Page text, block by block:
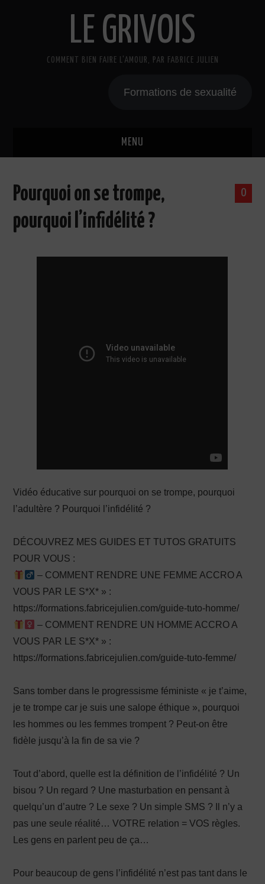
LE GRIVOIS
COMMENT BIEN FAIRE L'AMOUR, PAR FABRICE JULIEN
Formations de sexualité
MENU
A PROPOS
CADEAU
0
Pourquoi on se trompe,
pourquoi l’infidélité ?
Vidéo éducative sur pourquoi on se trompe, pourquoi
l’adultère ? Pourquoi l’infidélité ?
DÉCOUVREZ MES GUIDES ET TUTOS GRATUITS
POUR VOUS :
– COMMENT RENDRE UNE FEMME ACCRO A
VOUS PAR LE S*X* » :
https://formations.fabricejulien.com/guide-tuto-homme/
– COMMENT RENDRE UN HOMME ACCRO A
VOUS PAR LE S*X* » :
https://formations.fabricejulien.com/guide-tuto-femme/
Sans tomber dans le progressisme féministe « je t’aime,
je te trompe car je suis une salope éthique », pourquoi
les hommes ou les femmes trompent ? Peut-on être
fidèle jusqu’à la fin de sa vie ?
Tout d’abord, quelle est la définition de l’infidélité ? Un
bisou ? Un regard ? Une masturbation en pensant à
quelqu’un d’autre ? Le sexe ? Un simple SMS ? Il n’y a
pas une seule réalité… VOTRE relation = VOS règles.
Les gens en parlent peu de ça…
Pour beaucoup de gens l’infidélité n’est pas tant dans le